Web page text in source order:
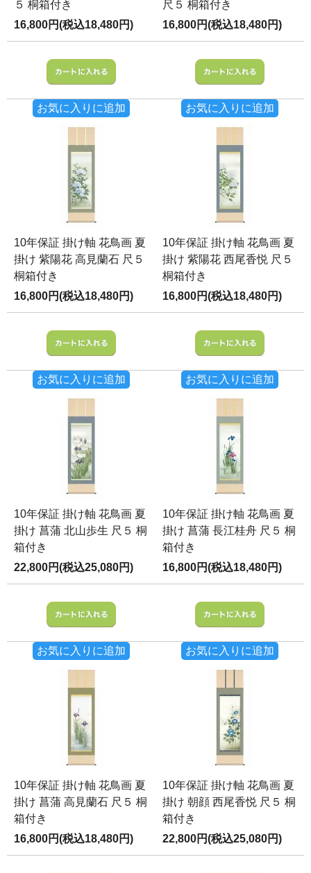
５ 桐箱付き
16,800円(税込18,480円)
お気に入りに追加
尺５ 桐箱付き
16,800円(税込18,480円)
お気に入りに追加
10年保証 掛け軸 花鳥画 夏
掛け 紫陽花 高見蘭石 尺５
桐箱付き
16,800円(税込18,480円)
お気に入りに追加
10年保証 掛け軸 花鳥画 夏
掛け 紫陽花 西尾香悦 尺５
桐箱付き
16,800円(税込18,480円)
お気に入りに追加
10年保証 掛け軸 花鳥画 夏
掛け 菖蒲 北山歩生 尺５ 桐
箱付き
22,800円(税込25,080円)
お気に入りに追加
10年保証 掛け軸 花鳥画 夏
掛け 菖蒲 長江桂舟 尺５ 桐
箱付き
16,800円(税込18,480円)
お気に入りに追加
10年保証 掛け軸 花鳥画 夏
掛け 菖蒲 高見蘭石 尺５ 桐
箱付き
16,800円(税込18,480円)
10年保証 掛け軸 花鳥画 夏
掛け 朝顔 西尾香悦 尺５ 桐
箱付き
22,800円(税込25,080円)